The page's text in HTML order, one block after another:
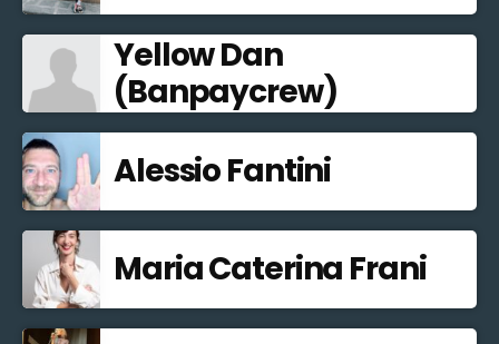
Yellow Dan
(Banpaycrew)
Alessio Fantini
Maria Caterina Frani